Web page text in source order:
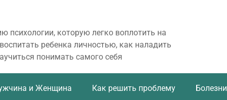
психологии, которую легко воплотить на
ребенка личностью, как наладить
понимать самого себя
и Женщина Как решить проблему Болезни